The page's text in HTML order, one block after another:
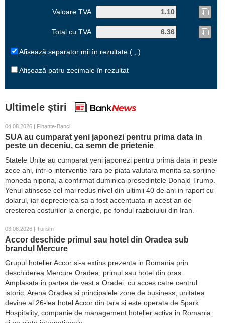
Valoare TVA
Total cu TVA
Afișează separator mii în rezultate ( , )
Afișează patru zecimale în rezultat
Ultimele știri
04.08.2026 | Finante-Banci
SUA au cumparat yeni japonezi pentru prima data in
peste un deceniu, ca semn de prietenie
Statele Unite au cumparat yeni japonezi pentru prima data in peste
zece ani, intr-o interventie rara pe piata valutara menita sa sprijine
moneda nipona, a confirmat duminica presedintele Donald Trump.
Yenul atinsese cel mai redus nivel din ultimii 40 de ani in raport cu
dolarul, iar deprecierea sa a fost accentuata in acest an de
cresterea costurilor la energie, pe fondul razboiului din Iran.
03.08.2026 | Turism
Accor deschide primul sau hotel din Oradea sub
brandul Mercure
Grupul hotelier Accor si-a extins prezenta in Romania prin
deschiderea Mercure Oradea, primul sau hotel din oras.
Amplasata in partea de vest a Oradei, cu acces catre centrul
istoric, Arena Oradea si principalele zone de business, unitatea
devine al 26-lea hotel Accor din tara si este operata de Spark
Hospitality, companie de management hotelier activa in Romania